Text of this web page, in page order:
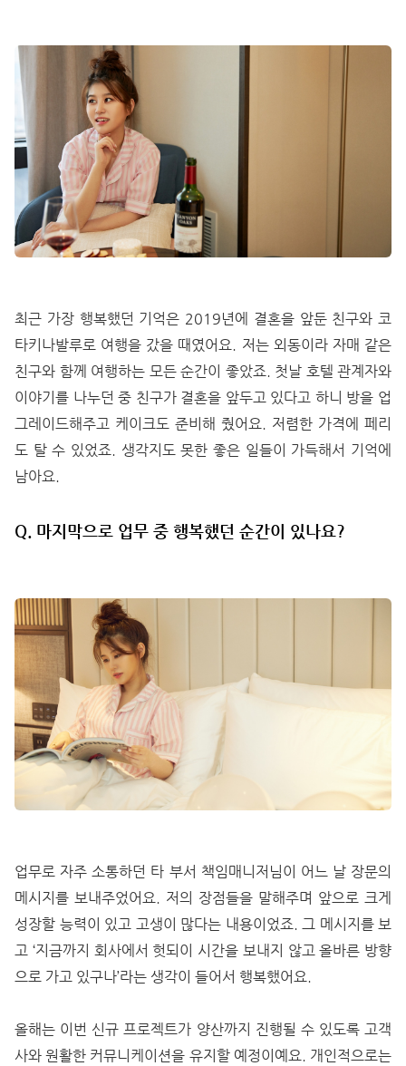
최근 가장 행복했던 기억은 2019년에 결혼을 앞둔 친구와 코
타키나발루로 여행을 갔을 때였어요. 저는 외동이라 자매 같은
친구와 함께 여행하는 모든 순간이 좋았죠. 첫날 호텔 관계자와
이야기를 나누던 중 친구가 결혼을 앞두고 있다고 하니 방을 업
그레이드해주고 케이크도 준비해 줬어요. 저렴한 가격에 페리
도 탈 수 있었죠. 생각지도 못한 좋은 일들이 가득해서 기억에
남아요.
Q. 마지막으로 업무 중 행복했던 순간이 있나요?
업무로 자주 소통하던 타 부서 책임매니저님이 어느 날 장문의
메시지를 보내주었어요. 저의 장점들을 말해주며 앞으로 크게
성장할 능력이 있고 고생이 많다는 내용이었죠. 그 메시지를 보
고 ‘지금까지 회사에서 헛되이 시간을 보내지 않고 올바른 방향
으로 가고 있구나’라는 생각이 들어서 행복했어요.
올해는 이번 신규 프로젝트가 양산까지 진행될 수 있도록 고객
사와 원활한 커뮤니케이션을 유지할 예정이예요. 개인적으로는